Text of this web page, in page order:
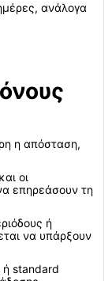
ανάλογα
η απόσταση,
οι
επηρεάσουν τη
ή
να υπάρξουν
ή standard